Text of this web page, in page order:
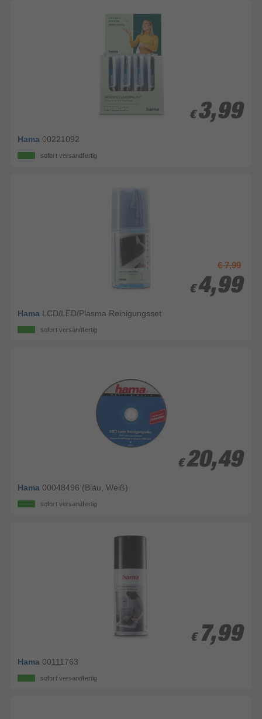
€ 3,99
€ 3,99
Hama 00221092
sofort versandfertig
€ 7,99
€ 4,99
€ 4,99
Hama LCD/LED/Plasma Reinigungsset
sofort versandfertig
€ 20,49
€ 20,49
Hama 00048496 (Blau, Weiß)
sofort versandfertig
€ 7,99
€ 7,99
Hama 00111763
sofort versandfertig